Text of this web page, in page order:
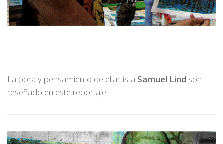
La obra y pensamiento de el artista Samuel Lind son
reseñado en este reportaje